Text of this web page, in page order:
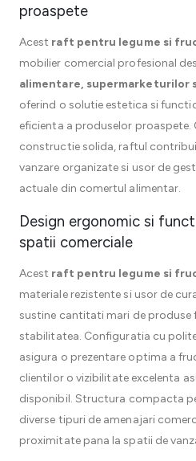
proaspete
Acest raft pentru legume si
mobilier comercial profesional
alimentare, supermarketurilor
oferind o solutie estetica si
eficienta a produselor proaspete.
constructie solida, raftul
vanzare organizate si usor de
actuale din comertul alimentar.
Design ergonomic si
spatii comerciale
Acest raft pentru legume si
materiale rezistente si usor de
sustine cantitati mari de
stabilitatea. Configuratia cu
asigura o prezentare optima a
clientilor o vizibilitate excelenta
disponibil. Structura compacta
diverse tipuri de amenajari
proximitate pana la spatii de